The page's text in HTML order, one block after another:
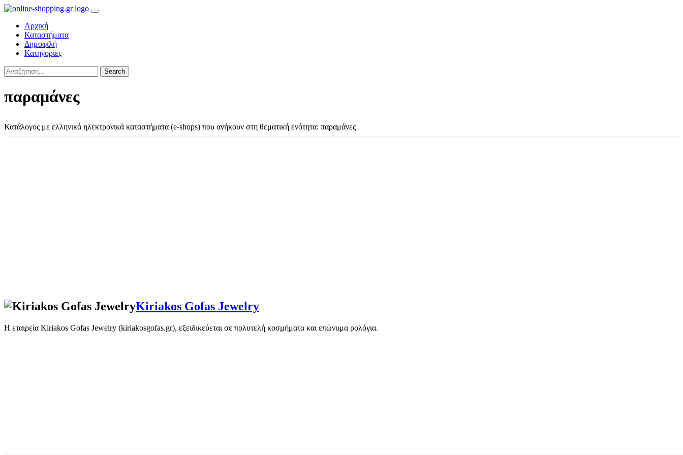
Αρχική
Καταστήματα
Δημοφιλή
Κατηγορίες
Search
παραμάνες
Κατάλογος με ελληνικά ηλεκτρονικά καταστήματα (e-shops) που ανήκουν στη θεματική ενότητα: παραμάνες
Kiriakos Gofas Jewelry
Η εταιρεία Kiriakos Gofas Jewelry (kiriakosgofas.gr), εξειδικεύεται σε πολυτελή κοσμήματα και επώνυμα ρολόγια.